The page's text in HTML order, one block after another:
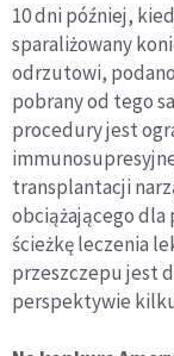
10 dni później,
sparaliżowany
odrzutowi,
pobrany od tego
procedury jest
transplantacji
obciążającego dla
ścieżkę leczenia
przeszczepu jest
perspektywie